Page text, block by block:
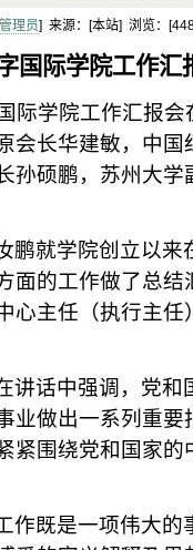
管理员] 来源：[本站] 浏览：[
国际学院工作汇
际学院工作汇报
会长华建敏，中
孙硕鹏，苏州大
鹏就学院创立以
面的工作做了总
心主任（执行主
讲话中强调，党
业做出一系列重
紧围绕党和国家
作既是一项伟大